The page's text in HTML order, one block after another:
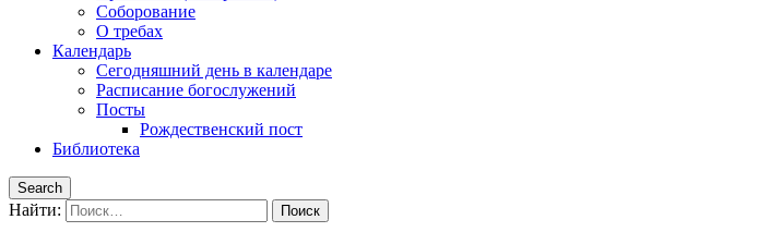
Соборование
О требах
Календарь
Сегодняшний день в календаре
Расписание богослужений
Посты
Рождественский пост
Библиотека
Search
Найти: